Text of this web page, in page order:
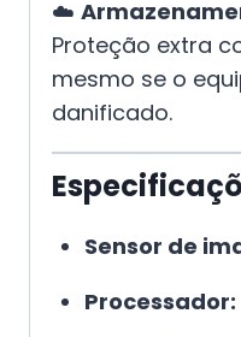
☁️
Proteção extra
mesmo se o
danificado.
Sensor de
Processador: